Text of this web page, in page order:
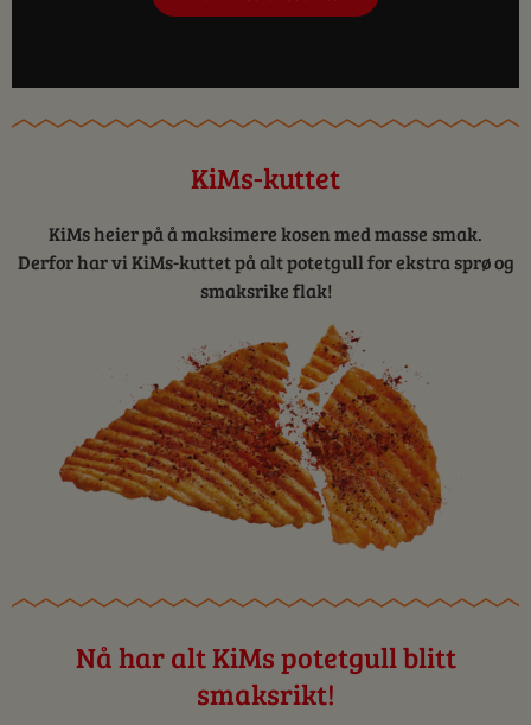
KiMs-kuttet
KiMs heier på å maksimere kosen med masse smak.
Derfor har vi KiMs-kuttet på alt potetgull for ekstra sprø og
smaksrike flak!
Nå har alt KiMs potetgull blitt
smaksrikt!